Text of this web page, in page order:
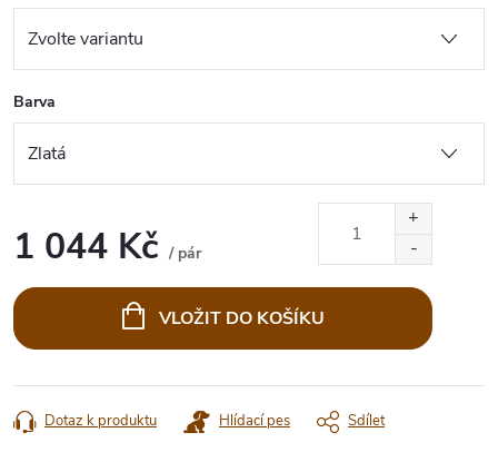
Barva
1 044 Kč / pár
cena:
VLOŽIT DO KOŠÍKU
Dotaz k produktu Hlídací pes Sdílet